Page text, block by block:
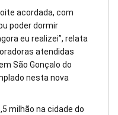
acordada, com
poder dormir
eu realizei”, relata
atendidas
São Gonçalo do
nesta nova
milhão na cidade do